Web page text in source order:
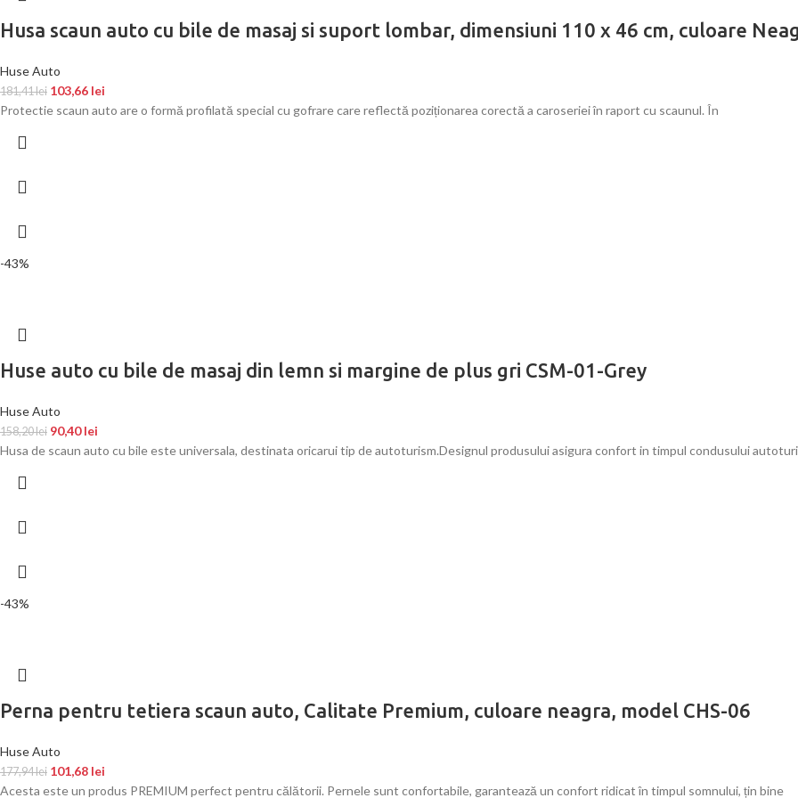
Husa scaun auto cu bile de masaj si suport lombar, dimensiuni 110 x 46 cm, culoare
Huse Auto
181,41lei 103,66 lei
Protectie scaun auto are o formă profilată special cu gofrare care reflectă poziționarea corectă a caroseriei în raport cu scaunul. În
-43%
Huse auto cu bile de masaj din lemn si margine de plus gri CSM-01-Grey
Huse Auto
158,20lei 90,40lei
Husa de scaun auto cu bile este universala, destinata oricarui tip de autoturism.Designul produsului asigura confort in timpul condusului
-43%
Perna pentru tetiera scaun auto, Calitate Premium, culoare neagra, model CHS-06
Huse Auto
177,94lei 101,68 lei
Acesta este un produs PREMIUM perfect pentru călătorii. Pernele sunt confortabile, garantează un confort ridicat în timpul somnului, țin bine